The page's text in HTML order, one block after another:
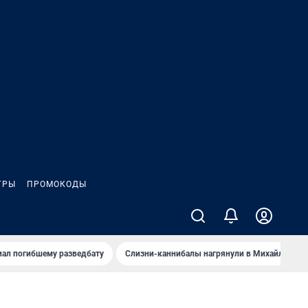
ПРОМОКОДЫ
погибшему разведбату Слизни-каннибалы нагрянули в Михайлов